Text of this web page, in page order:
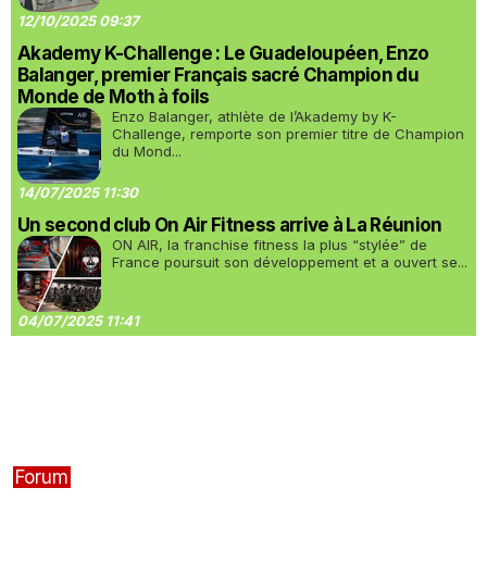
12/10/2025 09:37
Akademy K-Challenge : Le Guadeloupéen, Enzo
Balanger, premier Français sacré Champion du
Monde de Moth à foils
Enzo Balanger, athlète de l’Akademy by K-
Challenge, remporte son premier titre de Champion
du Mond...
14/07/2025 11:30
Un second club On Air Fitness arrive à La Réunion
ON AIR, la franchise fitness la plus “stylée” de
France poursuit son développement et a ouvert se...
04/07/2025 11:41
Forum